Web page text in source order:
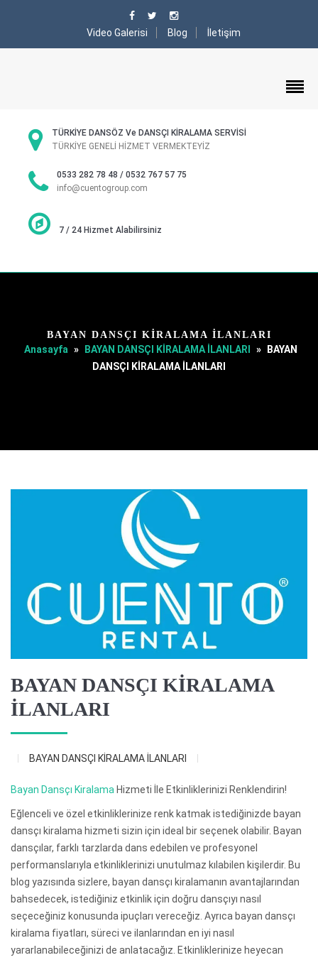
Video Galerisi Blog İletişim
TÜRKİYE DANSÖZ Ve DANSÇI KİRALAMA SERVİSİ
TÜRKİYE GENELİ HİZMET VERMEKTEYİZ
0533 282 78 48 / 0532 767 57 75
info@cuentogroup.com
7 / 24 Hizmet Alabilirsiniz
BAYAN DANSÇI KİRALAMA İLANLARI
Anasayfa » BAYAN DANSÇI KİRALAMA İLANLARI »
BAYAN
DANSÇI KİRALAMA İLANLARI
BAYAN DANSÇI KİRALAMA
İLANLARI
BAYAN DANSÇI KİRALAMA İLANLARI
Bayan Dansçı Kiralama Hizmeti İle Etkinliklerinizi Renklendirin!
Eğlenceli ve özel etkinliklerinize renk katmak istediğinizde bayan
dansçı kiralama hizmeti sizin için ideal bir seçenek olabilir. Bayan
dansçılar, farklı tarzlarda dans edebilen ve profesyonel
performanslarıyla etkinliklerinizi unutulmaz kılabilen kişilerdir. Bu
blog yazısında sizlere, bayan dansçı kiralamanın avantajlarından
bahsedecek, istediğiniz etkinlik için doğru dansçıyı nasıl
seçeceğiniz konusunda ipuçları vereceğiz. Ayrıca bayan dansçı
kiralama fiyatları, süreci ve ilanlarından en iyi nasıl
yararlanabileceğinizi de anlatacağız. Etkinliklerinize heyecan